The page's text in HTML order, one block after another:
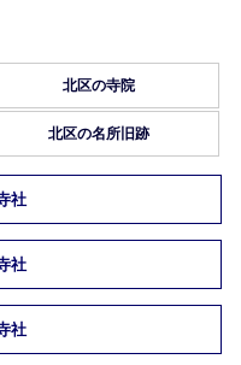
北区の寺院
北区の名所旧跡
社
社
社